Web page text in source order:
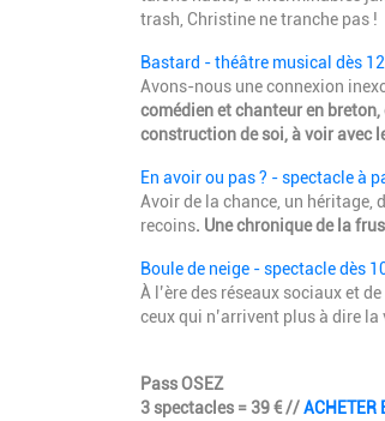
trash, Christine ne tranche pas !
Bastard - théâtre musical dès
Avons-nous une connexion
comédien et chanteur en
construction de soi, à voir avec
En avoir ou pas ? - spectacle à
Avoir de la chance, un héritage,
recoins. Une chronique de la
Boule de neige - spectacle dès
À l’ère des réseaux sociaux et
ceux qui n’arrivent plus à dire
Pass OSEZ
3 spectacles = 39 € //ACHETER